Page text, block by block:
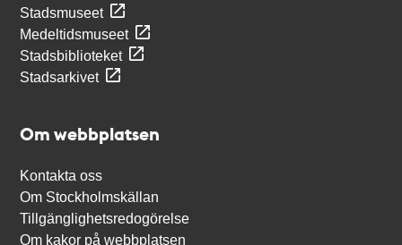
Stadsmuseet
Medeltidsmuseet
Stadsbiblioteket
Stadsarkivet
Om webbplatsen
Kontakta oss
Om Stockholmskällan
Tillgänglighetsredogörelse
Om kakor på webbplatsen